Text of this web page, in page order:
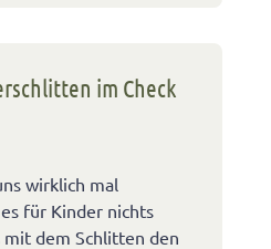
im Check
wirklich mal
für Kinder nichts
dem Schlitten den